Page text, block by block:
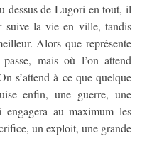
dessus de Lugori en tout, il
suive la vie en ville, tandis
Alors que représente
mais où l’on attend
s’attend à ce que quelque
enfin, une guerre, une
au maximum les
un exploit, une grande